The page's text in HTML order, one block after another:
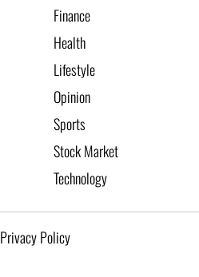
Finance
Health
Lifestyle
Opinion
Sports
Stock Market
Technology
Privacy Policy